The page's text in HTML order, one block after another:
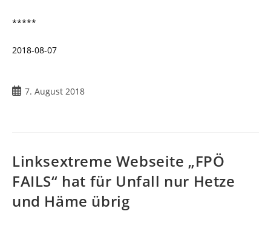
*****
2018-08-07
Beitrag7. August 2018
Linksextreme Webseite „FPÖ
FAILS“ hat für Unfall nur Hetze
und Häme übrig